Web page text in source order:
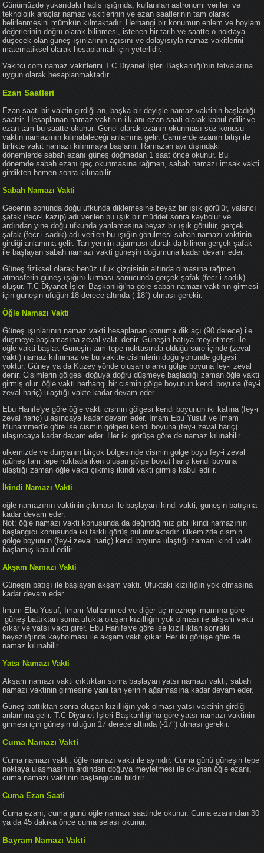
Günümüzde yukarıdaki hadis ışığında, kullanılan astronomi verileri ve
teknolojik araçlar namaz vakitlerinin ve ezan saatlerinin tam olarak
belirlenmesini mümkün kılmaktadır. Herhangi bir konumun enlem ve boylam
değerlerinin doğru olarak bilinmesi, istenen bir tarih ve saatte o noktaya
düşecek olan güneş ışınlarının açısını ve dolayısıyla namaz vakitlerini
matematiksel olarak hesaplamak için yeterlidir.
Vakitci.com namaz vakitlerini T.C Diyanet İşleri Başkanlığı'nın fetvalarına
uygun olarak hesaplanmaktadır.
Ezan Saatleri
Ezan saati bir vaktin girdiği an, başka bir deyişle namaz vaktinin başladığı
saattir. Hesaplanan namaz vaktinin ilk anı ezan saati olarak kabul edilir ve
ezan tam bu saatte okunur. Genel olarak ezanın okunması söz konusu
vaktin namazının kılınabileceği anlamına gelir. Camilerde ezanın bitişi ile
birlikte vakit namazı kılınmaya başlanır. Ramazan ayı dışındaki
dönemlerde sabah ezanı güneş doğmadan 1 saat önce okunur. Bu
dönemde sabah ezanı geç okunmasına rağmen, sabah namazı imsak vakti
girdikten hemen sonra kılınabilir.
Sabah Namazı Vakti
Gecenin sonunda doğu ufkunda diklemesine beyaz bir ışık görülür, yalancı
şafak (fecr-i kazip) adı verilen bu ışık bir müddet sonra kaybolur ve
ardından yine doğu ufkunda yanlamasına beyaz bir ışık görülür, gerçek
şafak (fecr-i sadık) adı verilen bu ışığın görülmesi sabah namazı vaktinin
girdiği anlamına gelir. Tan yerinin ağarması olarak da bilinen gerçek şafak
ile başlayan sabah namazı vakti güneşin doğumuna kadar devam eder.
Güneş fiziksel olarak henüz ufuk çizgisinin altında olmasına rağmen
atmosferin güneş ışığını kırması sonucunda gerçek şafak (fecr-i sadık)
oluşur. T.C Diyanet İşleri Başkanlığı'na göre sabah namazı vaktinin girmesi
için güneşin ufuğun 18 derece altında (-18°) olması gerekir.
Öğle Namazı Vakti
Güneş ışınlarının namaz vakti hesaplanan konuma dik açı (90 derece) ile
düşmeye başlamasına zeval vakti denir. Güneşin batıya meyletmesi ile
öğle vakti başlar. Güneşin tam tepe noktasında olduğu süre içinde (zeval
vakti) namaz kılınmaz ve bu vakitte cisimlerin doğu yönünde gölgesi
yoktur. Güney ya da Kuzey yönde oluşan o anki gölge boyuna fey-i zeval
denir. Cisimlerin gölgesi doğuya doğru düşmeye başladığı zaman öğle vakti
girmiş olur. öğle vakti herhangi bir cismin gölge boyunun kendi boyuna (fey-i
zeval hariç) ulaştığı vakte kadar devam eder.
Ebu Hanife'ye göre öğle vakti cismin gölgesi kendi boyunun iki katına (fey-i
zeval hariç) ulaşıncaya kadar devam eder. İmam Ebu Yusuf ve İmam
Muhammed'e göre ise cismin gölgesi kendi boyuna (fey-i zeval hariç)
ulaşıncaya kadar devam eder. Her iki görüşe göre de namaz kılınabilir.
ülkemizde ve dünyanın birçok bölgesinde cismin gölge boyu fey-i zeval
(güneş tam tepe noktada iken oluşan gölge boyu) hariç kendi boyuna
ulaştığı zaman öğle vakti çıkmış ikindi vakti girmiş kabul edilir.
İkindi Namazı Vakti
öğle namazının vaktinin çıkması ile başlayan ikindi vakti, güneşin batışına
kadar devam eder.
Not: öğle namazı vakti konusunda da değindiğimiz gibi ikindi namazının
başlangıcı konusunda iki farklı görüş bulunmaktadır. ülkemizde cismin
gölge boyunun (fey-i zeval hariç) kendi boyuna ulaştığı zaman ikindi vakti
başlamış kabul edilir.
Akşam Namazı Vakti
Güneşin batışı ile başlayan akşam vakti. Ufuktaki kızıllığın yok olmasına
kadar devam eder.
İmam Ebu Yusuf, İmam Muhammed ve diğer üç mezhep imamına göre
güneş battıktan sonra ufukta oluşan kızıllığın yok olması ile akşam vakti
çıkar ve yatsı vakti girer. Ebu Hanife'ye göre ise kızıllıktan sonraki
beyazlığında kaybolması ile akşam vakti çıkar. Her iki görüşe göre de
namaz kılınabilir.
Yatsı Namazı Vakti
Akşam namazı vakti çıktıktan sonra başlayan yatsı namazı vakti, sabah
namazı vaktinin girmesine yani tan yerinin ağarmasına kadar devam eder.
Güneş battıktan sonra oluşan kızıllığın yok olması yatsı vaktinin girdiği
anlamına gelir. T.C Diyanet İşleri Başkanlığı'na göre yatsı namazı vaktinin
girmesi için güneşin ufuğun 17 derece altında (-17°) olması gerekir.
Cuma Namazı Vakti
Cuma namazı vakti, öğle namazı vakti ile aynıdır. Cuma günü güneşin tepe
noktaya ulaşmasının ardından doğuya meyletmesi ile okunan öğle ezanı,
cuma namazı vaktinin başlangıcını bildirir.
Cuma Ezan Saati
Cuma ezanı, cuma günü öğle namazı saatinde okunur. Cuma ezanından 30
ya da 45 dakika önce cuma selası okunur.
Bayram Namazı Vakti